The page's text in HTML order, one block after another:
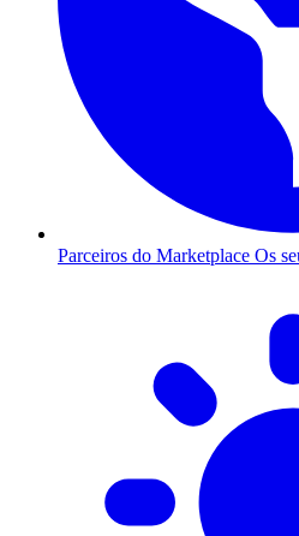
Parceiros do Marketplace Os